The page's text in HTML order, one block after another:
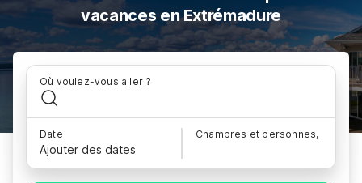
vacances en Extrémadure
Où voulez-vous aller ?
Date
Ajouter des dates
Chambres et personnes,